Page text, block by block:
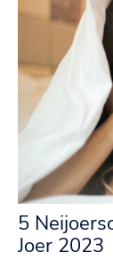
5
Joer 2023